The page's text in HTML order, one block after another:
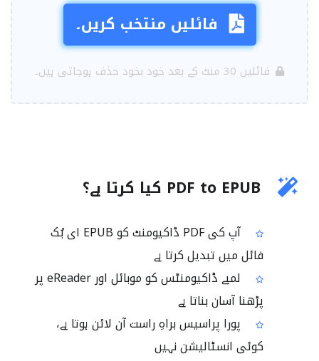
فائلیں منتخب کریں۔
فائلیں 30 منٹ کے بعد خود بخود حذف ہوجاتی ہیں۔
PDF to EPUB کیا کرتا ہے؟
آپ کی PDF ڈاکیومنٹ کو EPUB ای بُک
فائل میں تبدیل کرتا ہے
لمبے ڈاکیومنٹس کو موبائل اور eReader پر
پڑھنا آسان بناتا ہے
پورا پراسیس براہِ راست آن لائن ہوتا ہے،
کوئی انسٹالیشن نہیں